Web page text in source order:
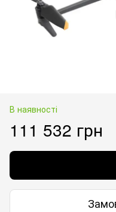
В наявності
111 532 грн